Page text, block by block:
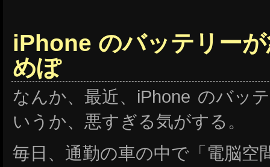
iPhone のバッテリー
めぽ
なんか、最近、iPhone のバッ
いうか、悪すぎる気がする。
毎日、通勤の車の中で「電脳空